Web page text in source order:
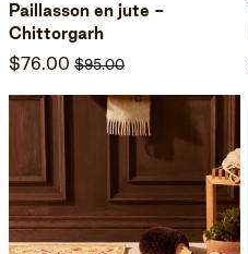
Paillasson en jute -
Chittorgarh
$76.00 $95.00